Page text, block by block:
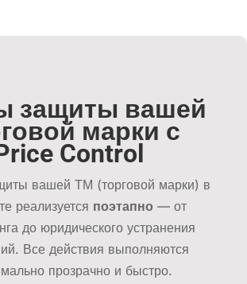
защиты вашей
марки с
Control
вашей ТМ (торговой марки) в
реализуется поэтапно — от
до юридического устранения
Все действия выполняются
прозрачно и быстро.